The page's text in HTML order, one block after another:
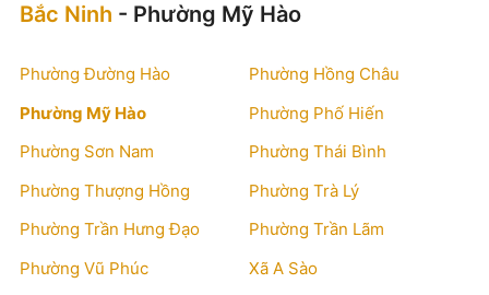
Bắc Ninh - Phường Mỹ Hào
Phường Đường Hào
Phường Hồng Châu
Phường Mỹ Hào
Phường Phố Hiến
Phường Sơn Nam
Phường Thái Bình
Phường Thượng Hồng
Phường Trà Lý
Phường Trần Hưng Đạo
Phường Trần Lãm
Phường Vũ Phúc
Xã A Sào